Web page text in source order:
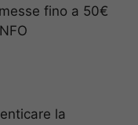
fino a 50€
la